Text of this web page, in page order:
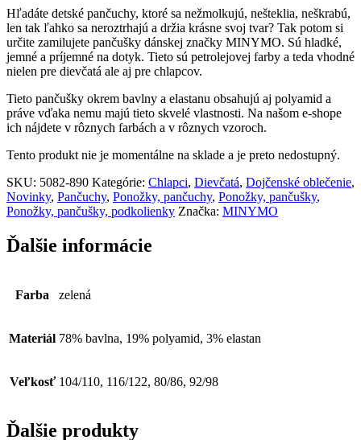
Hľadáte detské pančuchy, ktoré sa nežmolkujú, nešteklia, neškrabú,
len tak ľahko sa neroztrhajú a držia krásne svoj tvar? Tak potom si
určite zamilujete pančušky dánskej značky MINYMO. Sú hladké,
jemné a príjemné na dotyk. Tieto sú petrolejovej farby a teda vhodné
nielen pre dievčatá ale aj pre chlapcov.
Tieto pančušky okrem bavlny a elastanu obsahujú aj polyamid a
práve vďaka nemu majú tieto skvelé vlastnosti. Na našom e-shope
ich nájdete v rôznych farbách a v rôznych vzoroch.
Tento produkt nie je momentálne na sklade a je preto nedostupný.
SKU: 5082-890 Kategórie: Chlapci, Dievčatá, Dojčenské oblečenie,
Novinky, Pančuchy, Ponožky, pančuchy, Ponožky, pančušky,
Ponožky, pančušky, podkolienky Značka: MINYMO
Ďalšie informácie
Farba zelená
Materiál 78% bavlna, 19% polyamid, 3% elastan
Veľkosť 104/110, 116/122, 80/86, 92/98
Ďalšie produkty